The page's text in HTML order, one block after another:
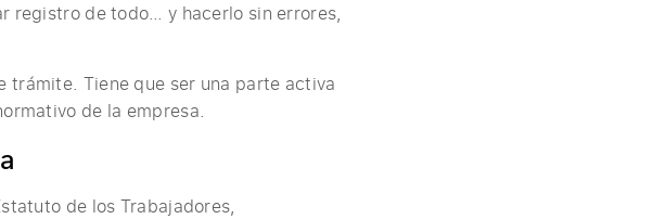
registro de todo… y hacerlo sin errores,
trámite. Tiene que ser una parte activa
de la empresa.
de los Trabajadores,